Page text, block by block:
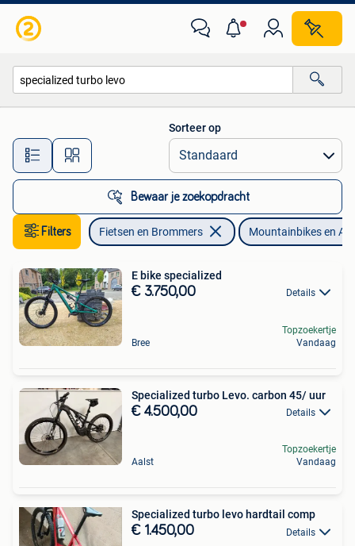
Alle afstanden…
Sorteer op
Bewaar je zoekopdracht
Filters Fietsen en Brommers Mountainbikes en
E bike specialized
€ 3.750,00 Details
Bree
Topzoekertje
Vandaag
Specialized turbo Levo. carbon 45/ uur
€ 4.500,00 Details
Aalst
Topzoekertje
Vandaag
Specialized turbo levo hardtail comp
€ 1.450,00 Details